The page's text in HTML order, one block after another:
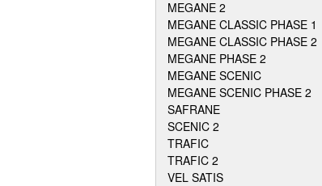
MEGANE 2
MEGANE CLASSIC PHASE 1
MEGANE CLASSIC PHASE 2
MEGANE PHASE 2
MEGANE SCENIC
MEGANE SCENIC PHASE 2
SAFRANE
SCENIC 2
TRAFIC
TRAFIC 2
VEL SATIS